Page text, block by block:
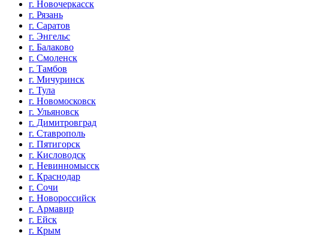
г. Новочеркасск
г. Рязань
г. Саратов
г. Энгельс
г. Балаково
г. Смоленск
г. Тамбов
г. Мичуринск
г. Тула
г. Новомосковск
г. Ульяновск
г. Димитровград
г. Ставрополь
г. Пятигорск
г. Кисловодск
г. Невинномысск
г. Краснодар
г. Сочи
г. Новороссийск
г. Армавир
г. Ейск
г. Крым